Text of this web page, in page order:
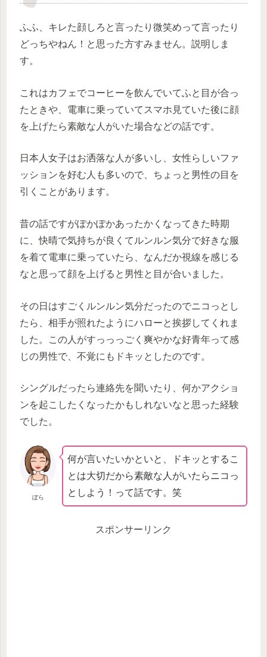
ふふ、キレた顔しろと言ったり微笑めって言ったり
どっちやねん！と思った方すみません。説明しま
す。
これはカフェでコーヒーを飲んでいてふと目が合っ
たときや、電車に乗っていてスマホ見ていた後に顔
を上げたら素敵な人がいた場合などの話です。
日本人女子はお洒落な人が多いし、女性らしいファ
ッションを好む人も多いので、ちょっと男性の目を
引くことがあります。
昔の話ですがぽかぽかあったかくなってきた時期
に、快晴で気持ちが良くてルンルン気分で好きな服
を着て電車に乗っていたら、なんだか視線を感じる
なと思って顔を上げると男性と目が合いました。
その日はすごくルンルン気分だったのでニコっとし
たら、相手が照れたようにハローと挨拶してくれま
した。この人がすっっっごく爽やかな好青年って感
じの男性で、不覚にもドキッとしたのです。
シングルだったら連絡先を聞いたり、何かアクショ
ンを起こしたくなったかもしれないなと思った経験
でした。
ぼら
何が言いたいかといと、ドキッとするこ
とは大切だから素敵な人がいたらニコっ
としよう！って話です。笑
スポンサーリンク